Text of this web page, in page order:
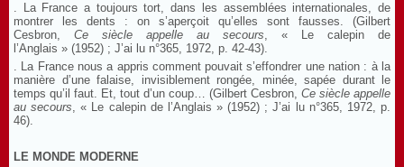
. La France a toujours tort, dans les assemblées internationales, de
montrer les dents : on s’aperçoit qu’elles sont fausses. (Gilbert
Cesbron, Ce siècle appelle au secours, « Le calepin de
l’Anglais » (1952) ; J’ai lu n°365, 1972, p. 42-43).
. La France nous a appris comment pouvait s’effondrer une nation : à la
manière d’une falaise, invisiblement rongée, minée, sapée durant le
temps qu’il faut. Et, tout d’un coup… (Gilbert Cesbron, Ce siècle appelle
au secours, « Le calepin de l’Anglais » (1952) ; J’ai lu n°365, 1972, p.
46).
LE MONDE MODERNE